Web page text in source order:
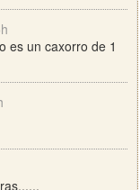
es un caxorro de 1